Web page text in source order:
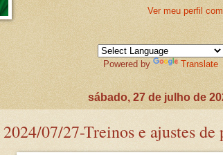
Ver meu perfil
Powered by Translate
sábado, 27 de julho de
2024/07/27-Treinos e ajustes de